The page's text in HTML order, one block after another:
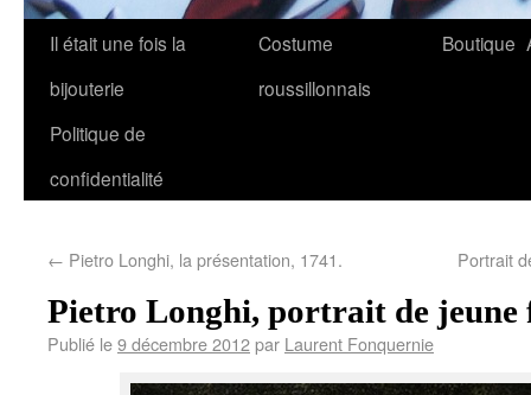
Il était une fois la
bijouterie
Costume
roussillonnais
Boutique
Politique de
confidentialité
← Pietro Longhi, la présentation, 1741. Portrait
Pietro Longhi, portrait de jeune
Publié le9 décembre 2012par Laurent Fonquernie